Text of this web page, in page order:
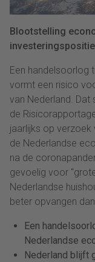
Blootstelling
Een handelsoorlog
vormt een risico
van Nederland. Dat
de
jaarlijks op verzoek
de Nederlandse
na de
gevoelig voor
Nederlandse
beter opvangen
Een
Nederlandse
Nederland blijft